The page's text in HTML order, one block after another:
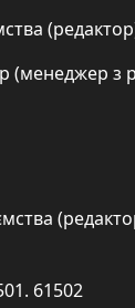
(менеджер з
61502